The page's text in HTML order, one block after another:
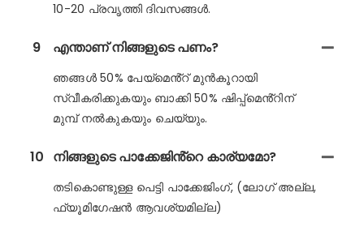
10-20 പ്രവൃത്തി ദിവസങ്ങൾ.
9 എന്താണ് നിങ്ങളുടെ പണം?
ഞങ്ങൾ 50% പേയ്‌മെൻ്റ് മുൻകൂറായി
സ്വീകരിക്കുകയും ബാക്കി 50% ഷിപ്പ്‌മെൻ്റിന്
മുമ്പ് നൽകുകയും ചെയ്യും.
10 നിങ്ങളുടെ പാക്കേജിൻ്റെ കാര്യമോ?
തടികൊണ്ടുള്ള പെട്ടി പാക്കേജിംഗ്, (ലോഗ് അല്ല,
ഫ്യൂമിഗേഷൻ ആവശ്യമില്ല)